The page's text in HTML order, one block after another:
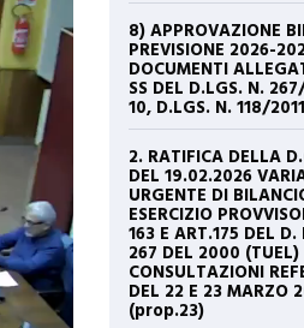
8) APPROVAZIONE
PREVISIONE 2026-
DOCUMENTI
SS DEL D.LGS. N.
10, D.LGS. N. 118/
2. RATIFICA DELLA
DEL 19.02.2026
URGENTE DI
ESERCIZIO
163 E ART.175 DEL
267 DEL 2000 (TUEL)
CONSULTAZIONI
DEL 22 E 23 MARZO
(prop.23)